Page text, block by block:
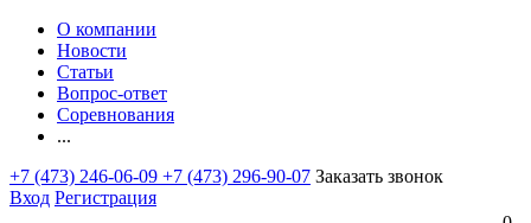
О компании
Новости
Статьи
Вопрос-ответ
Соревнования
...
+7 (473) 246-06-09 +7 (473) 296-90-07 Заказать звонок
Вход Регистрация